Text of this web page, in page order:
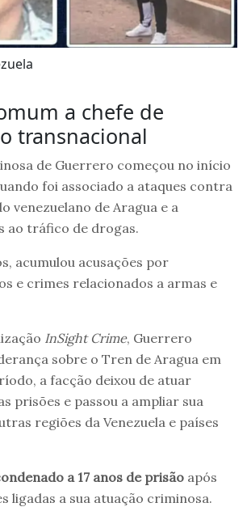
a chefe de
transnacional
de Guerrero começou no início
foi associado a ataques contra
venezuelano de Aragua e a
ao tráfico de drogas.
acumulou acusações por
e crimes relacionados a armas e
InSight Crime, Guerrero
sobre o Tren de Aragua em
a facção deixou de atuar
prisões e passou a ampliar sua
regiões da Venezuela e países
a 17 anos de prisão após
ligadas a sua atuação criminosa.